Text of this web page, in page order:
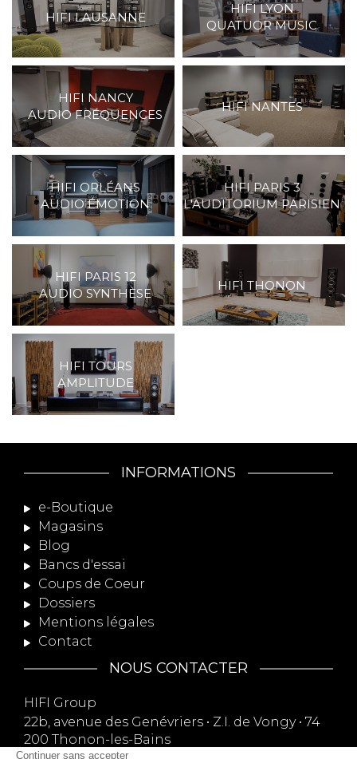
HIFI LAUSANNE
HIFI LYON
QUATUOR MUSIC
HIFI NANCY
AUDIO FRÉQUENCES
HIFI NANTES
HIFI ORLÉANS
AUDIO ÉMOTION
HIFI PARIS 3
L'AUDITORIUM PARISIEN
HIFI PARIS 12
AUDIO SYNTHÈSE
HIFI THONON
HIFI TOURS
AMPLITUDE
INFORMATIONS
e-Boutique
Magasins
Blog
Bancs d'essai
Coups de Coeur
Dossiers
Mentions légales
Contact
NOUS CONTACTER
HIFI Group
22b, avenue des Genévriers • Z.I. de Vongy • 74
200 Thonon-les-Bains